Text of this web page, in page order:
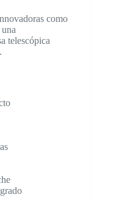
como
telescópica